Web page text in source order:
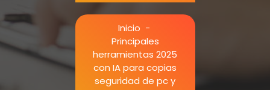
Inicio -
Principales
herramientas 2025
con IA para copias
seguridad de pc y